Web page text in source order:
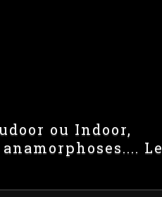
ou Indoor,
Le